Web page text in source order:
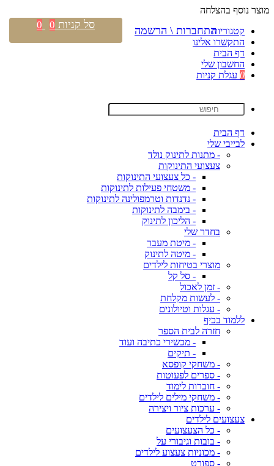
מוצר נוסף בהצלחה
קטגוריות
התקשרו אלינו
דף הבית
החשבון שלי
0 עגלת קניות
דף הבית
לבייבי שלי
- מתנות לתינוק נולד
צעצועי התינוקות
- כל צעצועי התינוקות
- משטחי פעילות לתינוקות
- נדנדות וטרמפולינה לתינוקות
- בימבה לתינוקות
- הליכון לתינוק
בחדר שלי
- מיטת מעבר
- מיטה לתינוק
מוצרי בטיחות לילדים
- סל קל
- זמן לאכול
- לעשות מקלחת
- עגלות וטיולונים
ללמוד בכיף
חזרה לבית הספר
- מכשירי כתיבה ועוד
- תיקים
- משחקי קופסא
- ספרים לפעוטות
- חוברות לימוד
- משחקי מילים לילדים
- ערכות ציור ויצירה
צעצועים לילדים
- כל הצעצועים
- בובות וגיבורי על
- מכוניות צעצוע לילדים
- ספורט
התחברות \ הרשמה סל קניות 0
0